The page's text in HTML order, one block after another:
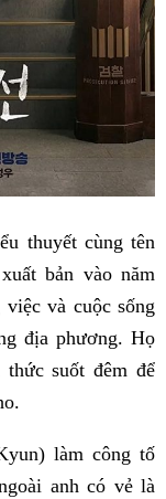
thuyết cùng tên
bản vào năm
và cuộc sống
địa phương. Họ
suốt đêm để
làm công tố
anh có vẻ là